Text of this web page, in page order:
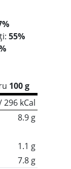
55%
100 g
296 kCal
8.9 g
1.1 g
7.8 g